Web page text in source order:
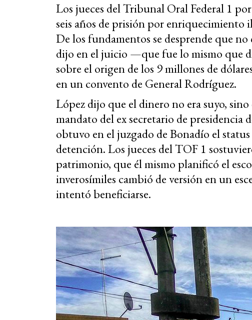
Los jueces del Tribunal Oral Federal 1
seis años de prisión por enriquecimiento
De los fundamentos se desprende que
dijo en el juicio —que fue lo mismo que
sobre el origen de los 9 millones de
en un convento de General Rodríguez.
López dijo que el dinero no era suyo,
mandato del ex secretario de presidencia
obtuvo en el juzgado de Bonadío el
detención. Los jueces del TOF 1
patrimonio, que él mismo planificó el
inverosímiles cambió de versión en un
intentó beneficiarse.